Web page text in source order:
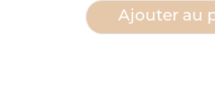
quantité
de
Ajouter au